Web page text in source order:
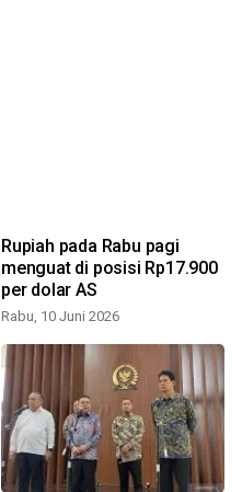
Rupiah pada Rabu pagi
menguat di posisi Rp17.900
per dolar AS
Rabu, 10 Juni 2026